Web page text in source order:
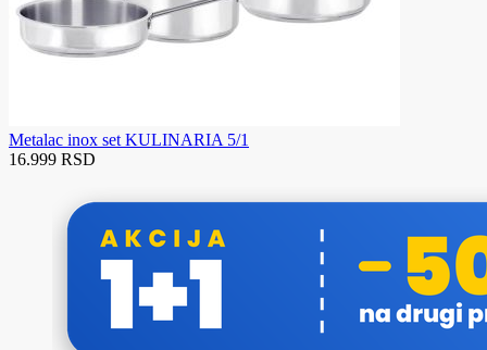
Metalac inox set KULINARIA 5/1
16.999 RSD